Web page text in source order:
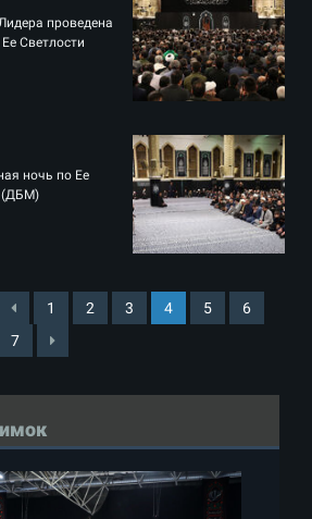
проведена
Светлости
ночь по Ее
(ДБМ)
1 2 3 4 5
6
7